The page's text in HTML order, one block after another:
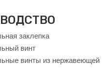
заклепка
винт
винты из нержавеющей